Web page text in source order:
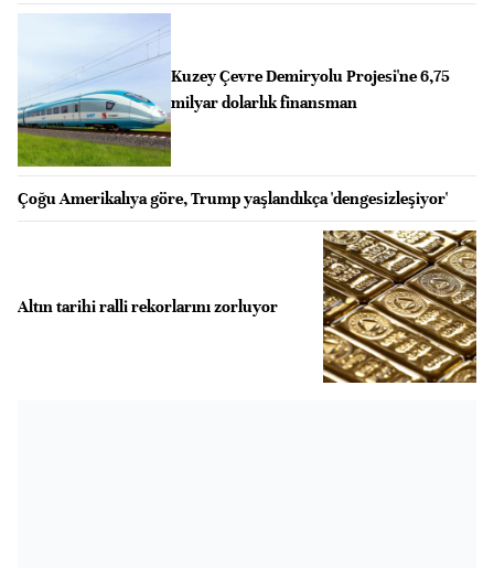
Kuzey Çevre Demiryolu Projesi'ne 6,75
milyar dolarlık finansman
Çoğu Amerikalıya göre, Trump yaşlandıkça 'dengesizleşiyor'
Altın tarihi ralli rekorlarını zorluyor